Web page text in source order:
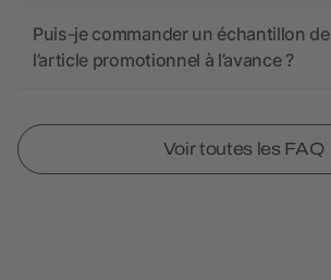
Puis-je commander un échantillon de
l’article promotionnel à l’avance ?
Voir toutes les FAQ